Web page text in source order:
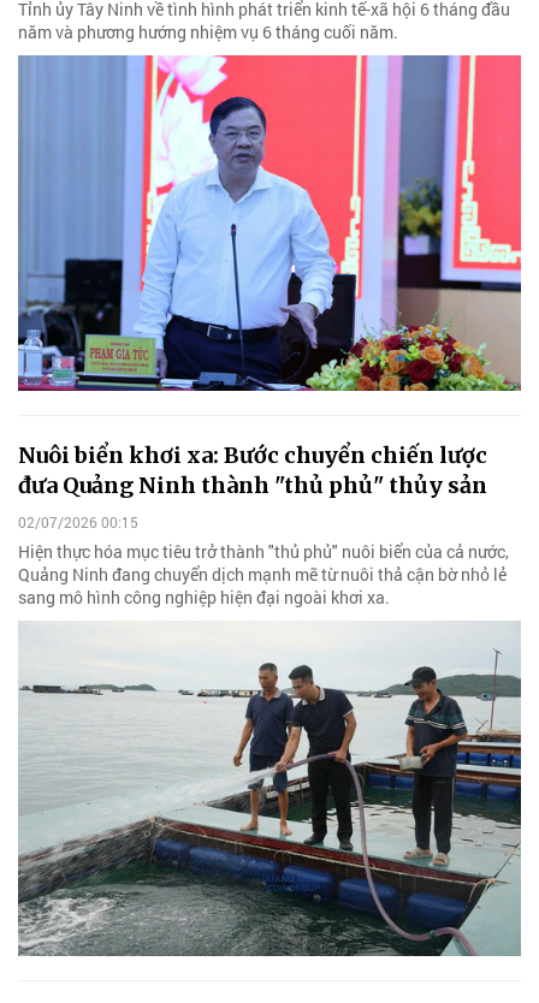
Tỉnh ủy Tây Ninh về tình hình phát triển kinh tế-xã hội 6 tháng đầu
năm và phương hướng nhiệm vụ 6 tháng cuối năm.
Nuôi biển khơi xa: Bước chuyển chiến lược
đưa Quảng Ninh thành "thủ phủ" thủy sản
02/07/2026 00:15
Hiện thực hóa mục tiêu trở thành "thủ phủ" nuôi biển của cả nước,
Quảng Ninh đang chuyển dịch mạnh mẽ từ nuôi thả cận bờ nhỏ lẻ
sang mô hình công nghiệp hiện đại ngoài khơi xa.